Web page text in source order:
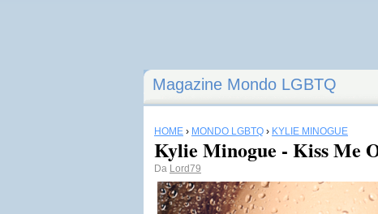
Magazine Mondo LGBTQ
HOME › MONDO LGBTQ › KYLIE MINOGUE
Kylie Minogue - Kiss Me
Da Lord79